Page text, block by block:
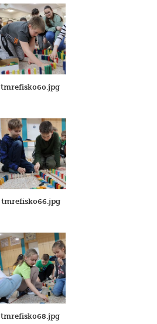
tmrefisk060.jpg
tmrefisk066.jpg
tmrefisk068.jpg